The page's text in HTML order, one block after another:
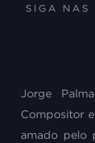
SIGA NAS
Jorge
Compositor
amado pelo